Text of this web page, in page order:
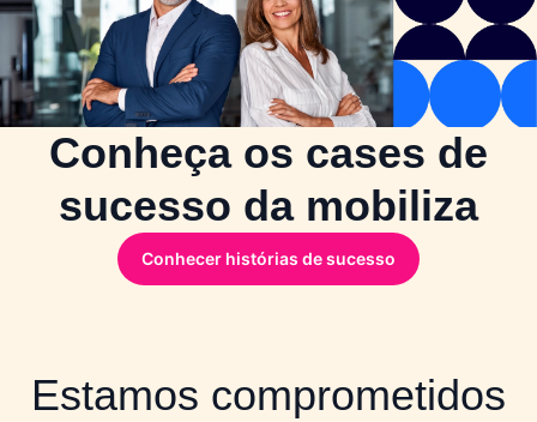
Conheça os cases de
sucesso da mobiliza
Conhecer histórias de sucesso
Estamos comprometidos